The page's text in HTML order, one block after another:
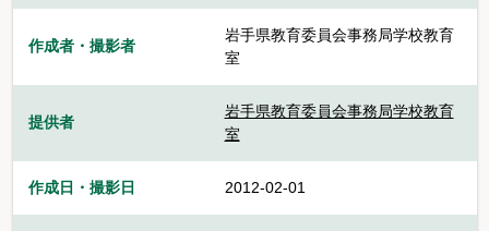
作成者・撮影者
岩手県教育委員会事務局学校教育
室
提供者
岩手県教育委員会事務局学校教育
室
作成日・撮影日 2012-02-01